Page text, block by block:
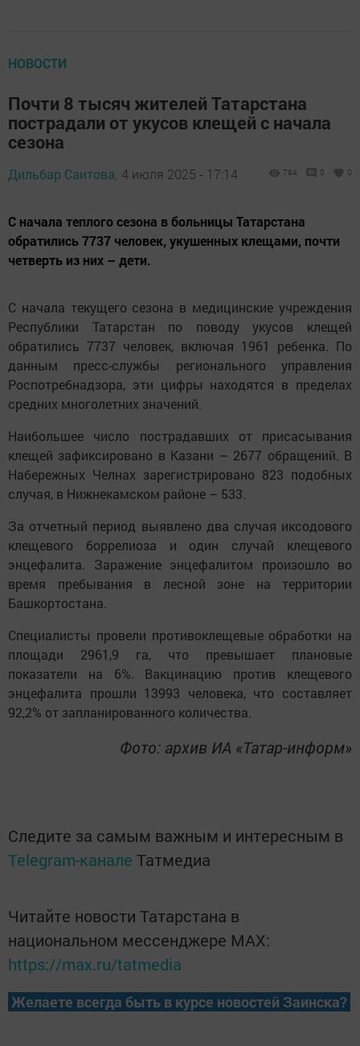
НОВОСТИ
Почти 8 тысяч жителей Татарстана
пострадали от укусов клещей с начала
сезона
Дильбар Саитова, 4 июля 2025 - 17:14 784 0 0
С начала теплого сезона в больницы Татарстана
обратились 7737 человек, укушенных клещами, почти
четверть из них – дети.
С начала текущего сезона в медицинские учреждения
Республики Татарстан по поводу укусов клещей
обратились 7737 человек, включая 1961 ребенка. По
данным пресс-службы регионального управления
Роспотребнадзора, эти цифры находятся в пределах
средних многолетних значений.
Наибольшее число пострадавших от присасывания
клещей зафиксировано в Казани – 2677 обращений. В
Набережных Челнах зарегистрировано 823 подобных
случая, в Нижнекамском районе – 533.
За отчетный период выявлено два случая иксодового
клещевого боррелиоза и один случай клещевого
энцефалита. Заражение энцефалитом произошло во
время пребывания в лесной зоне на территории
Башкортостана.
Специалисты провели противоклещевые обработки на
площади 2961,9 га, что превышает плановые
показатели на 6%. Вакцинацию против клещевого
энцефалита прошли 13993 человека, что составляет
92,2% от запланированного количества.
Фото: архив ИА «Татар-информ»
Следите за самым важным и интересным в
Telegram-канале Татмедиа
Читайте новости Татарстана в
национальном мессенджере MАХ:
https://max.ru/tatmedia
Желаете всегда быть в курсе новостей Заинска?